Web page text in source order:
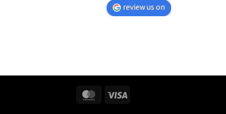
review us on
Visa